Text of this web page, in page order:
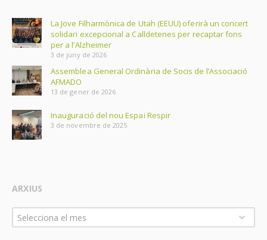
La Jove Filharmònica de Utah (EEUU) oferirà un concert
solidari excepcional a Calldetenes per recaptar fons
per a l’Alzheimer
3 de juny de 2026
Assemblea General Ordinària de Socis de l’Associació
AFMADO
13 de gener de 2026
Inauguració del nou Espai Respir
3 de novembre de 2025
ARXIUS
Arxius
Selecciona el mes